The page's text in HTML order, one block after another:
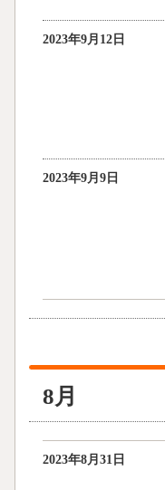
2023年9月12日
2023年9月9日
8月
2023年8月31日